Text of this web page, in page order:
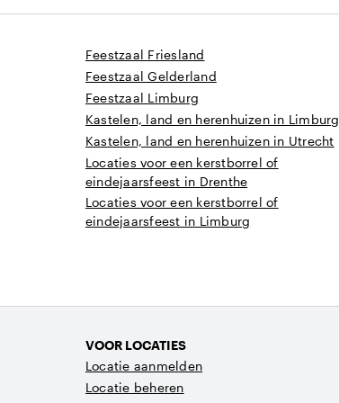
Feestzaal Friesland
Feestzaal Gelderland
Feestzaal Limburg
Kastelen, land en herenhuizen in Limburg
Kastelen, land en herenhuizen in Utrecht
Locaties voor een kerstborrel of
eindejaarsfeest in Drenthe
Locaties voor een kerstborrel of
eindejaarsfeest in Limburg
VOOR LOCATIES
Locatie aanmelden
Locatie beheren